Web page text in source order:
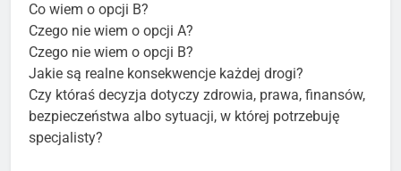
Co wiem o opcji B?
Czego nie wiem o opcji A?
Czego nie wiem o opcji B?
Jakie są realne konsekwencje każdej drogi?
Czy któraś decyzja dotyczy zdrowia, prawa, finansów,
bezpieczeństwa albo sytuacji, w której potrzebuję
specjalisty?